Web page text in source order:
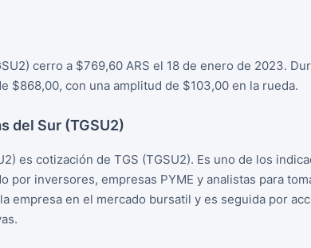
cerro a $769,60 ARS el 18 de enero de 2023.
$868,00, con una amplitud de $103,00 en la rueda.
del Sur (TGSU2)
es cotización de TGS (TGSU2). Es uno de los
por inversores, empresas PYME y analistas para
empresa en el mercado bursatil y es seguida por